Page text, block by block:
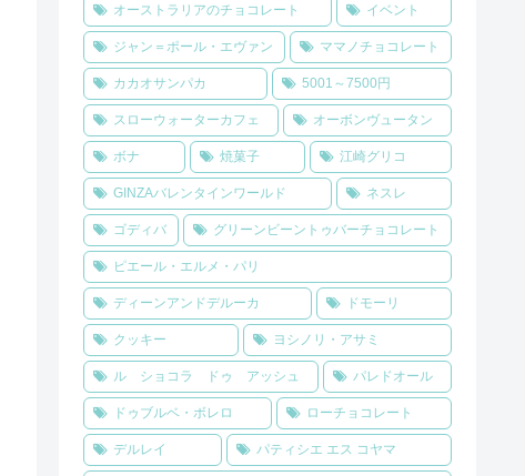
オーストラリアのチョコレート イベント
ジャン＝ポール・エヴァン ママノチョコレート
カカオサンパカ 5001～7500円
スローウォーターカフェ オーボンヴュータン
ボナ 焼菓子 江崎グリコ
GINZAバレンタインワールド ネスレ
ゴディバ グリーンビーントゥバーチョコレート
ピエール・エルメ・パリ
ディーンアンドデルーカ ドモーリ
クッキー ヨシノリ・アサミ
ル ショコラ ドゥ アッシュ パレドオール
ドゥブルベ・ボレロ ローチョコレート
デルレイ パティシエ エス コヤマ